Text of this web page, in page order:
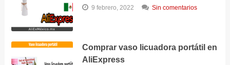
9 febrero, 2022 Sin comentarios
Comprar vaso licuadora portátil en
AliExpress